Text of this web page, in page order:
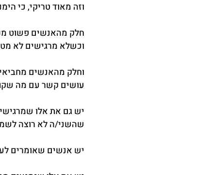
וזה מאוד טריקי, כי
חלק מהאנשים פשוט
וכשלא מרגישים לא
וחלק מהאנשים
עושים קשר עם מה
יש גם את אלו
שהשני/ה לא רוצה
יש אנשים שאומרים